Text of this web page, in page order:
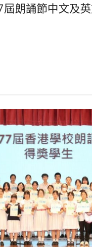
朗誦節中文及